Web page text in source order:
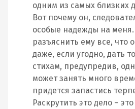
одним из самых близких
Вот почему он,
особые надежды на меня.
разъяснить ему все, что
даже, если угодно, дать
стихам, предупредив,
может занять много
придется запастись
Раскрутить это дело –